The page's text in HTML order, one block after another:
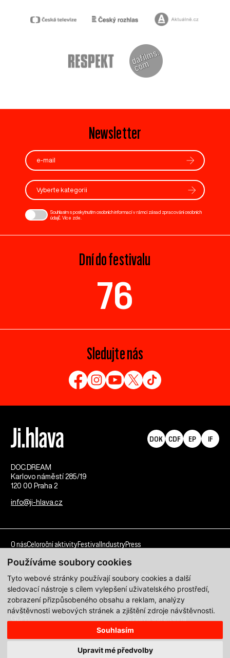
Používáme soubory cookies
Tyto webové stránky používají soubory cookies a další
sledovací nástroje s cílem vylepšení uživatelského prostředí,
zobrazení přizpůsobeného obsahu a reklam, analýzy
návštěvnosti webových stránek a zjištění zdroje návštěvnosti.
Souhlasím
Upravit mé předvolby
Newsletter
Vyberte kategorii
Souhlasím s poskytnutím osobních informací v rámci zásad zpracování osobních
údajů. Více zde
Dní do festivalu
76
Sledujte nás
DOC.DREAM​
Karlovo náměstí 285/19
120 00 Praha 2
info@ji-hlava.cz
DOK CDF EP IF
O násCeloroční aktivityFestival IndustryPress
Kdo jsme
Kontakt
Partnerství
Pracovní příležitosti
Programové sekce
Přihlášení filmu
Všechna práva vyhrazena DOC.DREAM services s. r. o.
Zásady zpracování osobních údajů pro MFDF Ji.hlava zde